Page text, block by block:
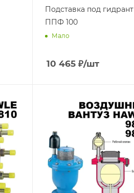
Подставка под гидрант
ППФ 100
Мало
10 465₽/шт